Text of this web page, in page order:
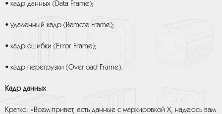
• кадр данных (Data Frame);
• удаленный кадр (Remote Frame);
• кадр ошибки (Error Frame);
• кадр перегрузки (Overload Frame).
Кадр данных
Кратко: «Всем привет, есть данные с маркировкой X, надеюсь вам